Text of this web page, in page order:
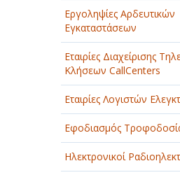
Εργοληψίες Αρδευτικών
Εγκαταστάσεων
Εταιρίες Διαχείρισης
Κλήσεων CallCenters
Εταιρίες Λογιστών
Εφοδιασμός
Ηλεκτρονικοί